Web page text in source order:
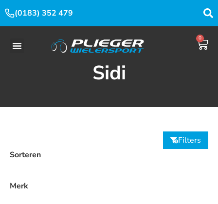
(0183) 352 479
0
Sidi
Filters
Sorteren
Merk